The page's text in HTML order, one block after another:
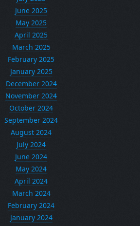
June 2025
May 2025
April 2025
March 2025
February 2025
January 2025
December 2024
November 2024
October 2024
September 2024
August 2024
July 2024
June 2024
May 2024
April 2024
March 2024
February 2024
January 2024